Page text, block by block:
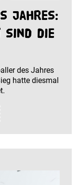
Jahres:
sind die
des Jahres
hatte diesmal